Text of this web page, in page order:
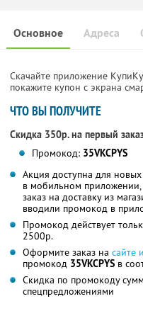
Основное Адреса
Скачайте приложение
покажите купон с экрана
ЧТО ВЫ ПОЛУЧИТЕ
Скидка 350р. на первый
Промокод: 35VKCPYS
Акция доступна для
в мобильном приложении,
заказ на доставку из
вводили промокод в
Промокод действует
2500р.
Оформите заказ на сайте
промокод 35VKCPYS в
Скидка по промокоду
спецпредложениями